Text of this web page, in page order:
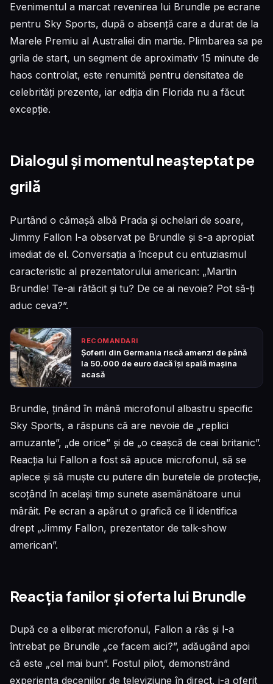
Evenimentul a marcat revenirea lui Brundle pe ecrane
pentru Sky Sports, după o absență care a durat de la
Marele Premiu al Australiei din martie. Plimbarea sa pe
grila de start, un segment de aproximativ 15 minute de
haos controlat, este renumită pentru densitatea de
celebrități prezente, iar ediția din Florida nu a făcut
excepție.
Dialogul și momentul neașteptat pe
grilă
Purtând o cămașă albă Prada și ochelari de soare,
Jimmy Fallon l-a observat pe Brundle și s-a apropiat
imediat de el. Conversația a început cu entuziasmul
caracteristic al prezentatorului american: „Martin
Brundle! Te-ai rătăcit și tu? De ce ai nevoie? Pot să-ți
aduc ceva?”.
RECOMANDARI
Șoferii din Germania riscă amenzi de până
la 50.000 de euro dacă își spală mașina
acasă
Brundle, ținând în mână microfonul albastru specific
Sky Sports, a răspuns că are nevoie de „replici
amuzante”, „de orice” și de „o ceașcă de ceai britanic”.
Reacția lui Fallon a fost să apuce microfonul, să se
aplece și să muște cu putere din buretele de protecție,
scoțând în același timp sunete asemănătoare unui
mârâit. Pe ecran a apărut o grafică ce îl identifica
drept „Jimmy Fallon, prezentator de talk-show
american”.
Reacția fanilor și oferta lui Brundle
După ce a eliberat microfonul, Fallon a râs și l-a
întrebat pe Brundle „ce facem aici?”, adăugând apoi
că este „cel mai bun”. Fostul pilot, demonstrând
experiența deceniilor de televiziune în direct, i-a oferit